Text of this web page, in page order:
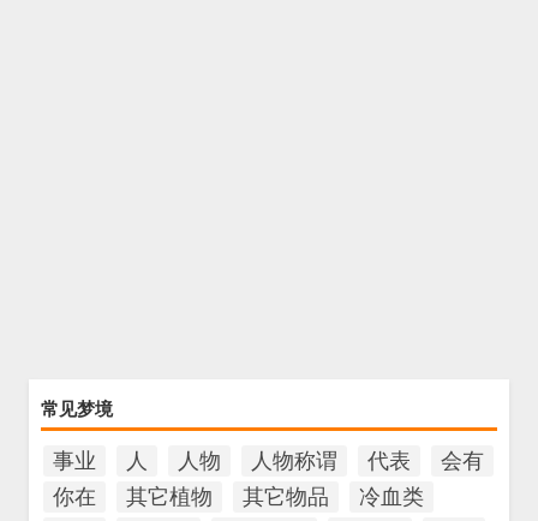
常见梦境
事业 人 人物 人物称谓 代表
会有
你在
其它植物 其它物品
冷血类